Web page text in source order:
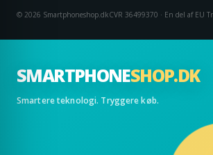
SMARTPHONESHOP.DK
Smartere teknologi. Tryggere køb.
© 2026 Smartphoneshop.dkCVR 36499370 · En del af EU